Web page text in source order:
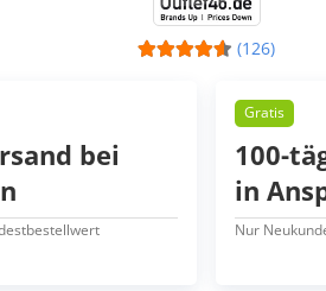
(126)
bei
Gratis
100-
in
Nur